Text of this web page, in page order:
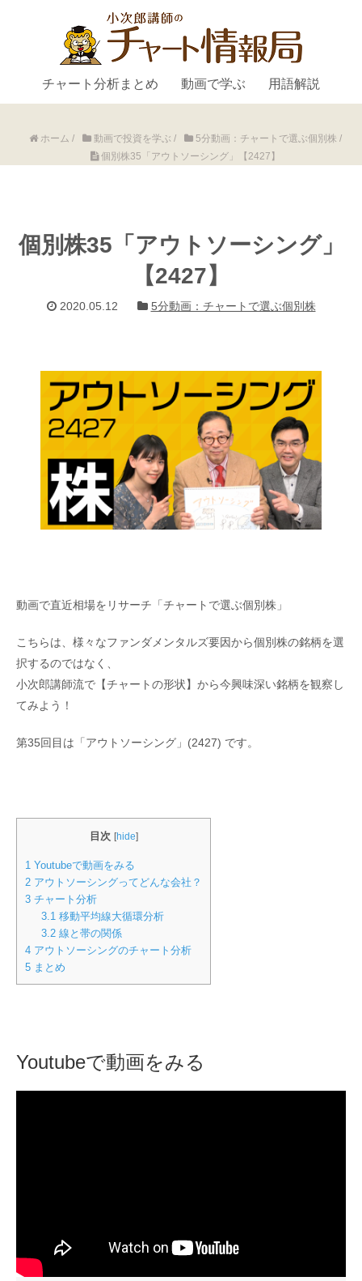
チャート分析まとめ 動画で学ぶ 用語解説
ホーム / 動画で投資を学ぶ / 5分動画：チャートで選ぶ個別株 /
個別株35「アウトソーシング」【2427】
個別株35「アウトソーシング」
【2427】
2020.05.12 5分動画：チャートで選ぶ個別株
動画で直近相場をリサーチ「チャートで選ぶ個別株」
こちらは、様々なファンダメンタルズ要因から個別株の銘柄を選
択するのではなく、
小次郎講師流で【チャートの形状】から今興味深い銘柄を観察し
てみよう！
第35回目は「アウトソーシング」(2427) です。
目次 [hide]
1 Youtubeで動画をみる
2 アウトソーシングってどんな会社？
3 チャート分析
3.1移動平均線大循環分析
3.2線と帯の関係
4 アウトソーシングのチャート分析
5 まとめ
Youtubeで動画をみる